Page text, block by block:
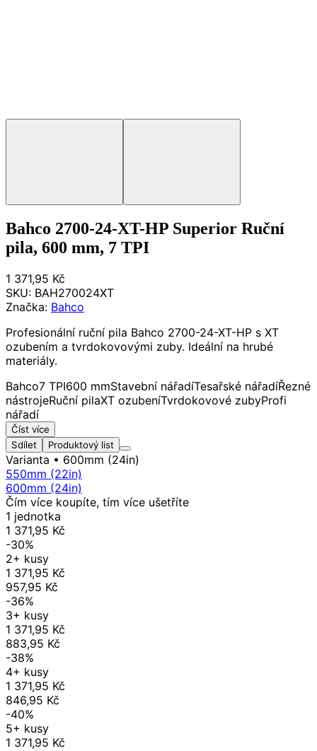
Bahco 2700-24-XT-HP Superior Ruční
pila, 600 mm, 7 TPI
1 371,95 Kč
SKU: BAH270024XT
Značka: Bahco
Profesionální ruční pila Bahco 2700-24-XT-HP s XT
ozubením a tvrdokovovými zuby. Ideální na hrubé
materiály.
Bahco7 TPI600 mmStavební nářadíTesařské nářadíŘezné
nástrojeRuční pilaXT ozubeníTvrdokovové zubyProfi
nářadí
Číst více
Sdílet
Produktový list
Varianta • 600mm (24in)
550mm (22in)
600mm (24in)
Čím více koupíte, tím více ušetříte
1 jednotka
1 371,95 Kč
-30%
2+ kusy
1 371,95 Kč
957,95 Kč
-36%
3+ kusy
1 371,95 Kč
883,95 Kč
-38%
4+ kusy
1 371,95 Kč
846,95 Kč
-40%
5+ kusy
1 371,95 Kč